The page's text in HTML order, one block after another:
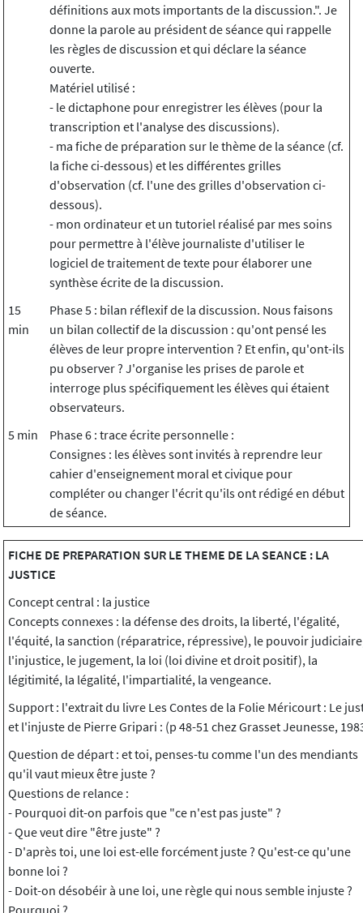
définitions aux mots importants de la discussion.". Je
donne la parole au président de séance qui rappelle
les règles de discussion et qui déclare la séance
ouverte.
Matériel utilisé :
- le dictaphone pour enregistrer les élèves (pour la
transcription et l'analyse des discussions).
- ma fiche de préparation sur le thème de la séance (cf.
la fiche ci-dessous) et les différentes grilles
d'observation (cf. l'une des grilles d'observation ci-
dessous).
- mon ordinateur et un tutoriel réalisé par mes soins
pour permettre à l'élève journaliste d'utiliser le
logiciel de traitement de texte pour élaborer une
synthèse écrite de la discussion.
15
min
Phase 5 : bilan réflexif de la discussion. Nous faisons
un bilan collectif de la discussion : qu'ont pensé les
élèves de leur propre intervention ? Et enfin, qu'ont-ils
pu observer ? J'organise les prises de parole et
interroge plus spécifiquement les élèves qui étaient
observateurs.
5 min
Phase 6 : trace écrite personnelle :
Consignes : les élèves sont invités à reprendre leur
cahier d'enseignement moral et civique pour
compléter ou changer l'écrit qu'ils ont rédigé en début
de séance.
FICHE DE PREPARATION SUR LE THEME DE LA SEANCE : LA
JUSTICE
Concept central : la justice
Concepts connexes : la défense des droits, la liberté, l'égalité,
l'équité, la sanction (réparatrice, répressive), le pouvoir
l'injustice, le jugement, la loi (loi divine et droit positif), la
légitimité, la légalité, l'impartialité, la vengeance.
Support : l'extrait du livre Les Contes de la Folie Méricourt : Le
et l'injuste de Pierre Gripari : (p 48-51 chez Grasset Jeunesse,
Question de départ : et toi, penses-tu comme l'un des mendiants
qu'il vaut mieux être juste ?
Questions de relance :
- Pourquoi dit-on parfois que "ce n'est pas juste" ?
- Que veut dire "être juste" ?
- D'après toi, une loi est-elle forcément juste ? Qu'est-ce qu'une
bonne loi ?
- Doit-on désobéir à une loi, une règle qui nous semble injuste ?